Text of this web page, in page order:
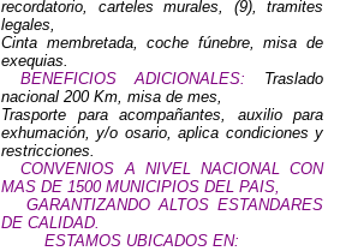
recordatorio, carteles murales, (9), tramites
legales,
Cinta membretada, coche fúnebre, misa de
exequias.
BENEFICIOS ADICIONALES:
Traslado
nacional 200 Km, misa de mes,
Trasporte para acompañantes, auxilio para
exhumación, y/o osario, aplica condiciones y
restricciones.
CONVENIOS A NIVEL NACIONAL CON
MAS DE 1500 MUNICIPIOS DEL PAIS,
GARANTIZANDO ALTOS ESTANDARES
DE CALIDAD.
ESTAMOS UBICADOS EN: